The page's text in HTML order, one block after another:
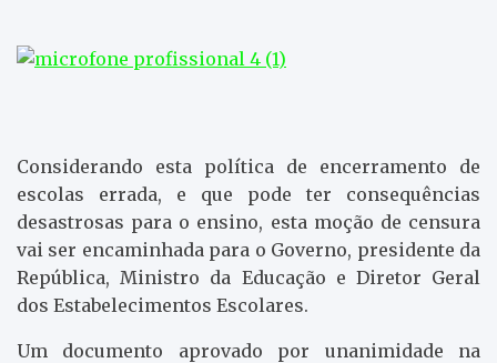
Considerando esta política de encerramento de
escolas errada, e que pode ter consequências
desastrosas para o ensino, esta moção de censura
vai ser encaminhada para o Governo, presidente da
República, Ministro da Educação e Diretor Geral
dos Estabelecimentos Escolares.
Um documento aprovado por unanimidade na